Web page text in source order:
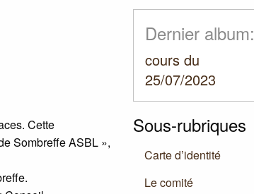
Cette
SombreffeASBL »,
Dernier album:
cours du
25/07/2023
Sous-rubriques
Carte d’identité
Le comité